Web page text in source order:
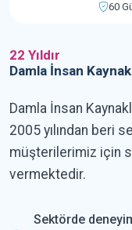
60
22 Yıldır
Damla İnsan
Damla İnsan
2005 yılından beri
müşterilerimiz için
vermektedir.
Sektörde